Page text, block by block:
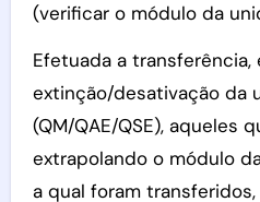
(verificar o módulo da
Efetuada a
extinção/desativação da
(QM/QAE/QSE), aqueles
extrapolando o módulo
a qual foram